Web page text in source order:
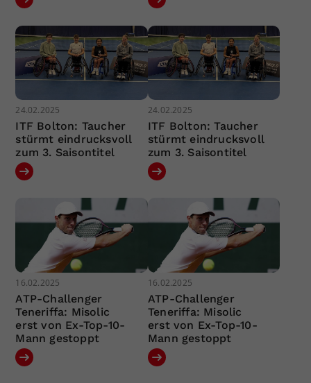
24.02.2025
ITF Bolton: Taucher
stürmt eindrucksvoll
zum 3. Saisontitel
24.02.2025
ITF Bolton: Taucher
stürmt eindrucksvoll
zum 3. Saisontitel
16.02.2025
ATP-Challenger
Teneriffa: Misolic
erst von Ex-Top-10-
Mann gestoppt
16.02.2025
ATP-Challenger
Teneriffa: Misolic
erst von Ex-Top-10-
Mann gestoppt